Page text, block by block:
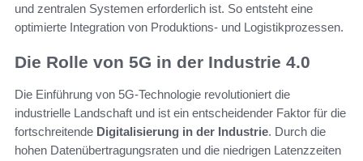
und zentralen Systemen erforderlich ist. So entsteht eine
optimierte Integration von Produktions- und Logistikprozessen.
Die Rolle von 5G in der Industrie 4.0
Die Einführung von 5G-Technologie revolutioniert die
industrielle Landschaft und ist ein entscheidender Faktor für die
fortschreitende Digitalisierung in der Industrie. Durch die
hohen Datenübertragungsraten und die niedrigen Latenzzeiten